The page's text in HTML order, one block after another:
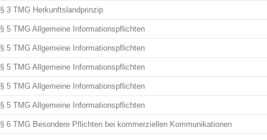
§ 3 TMG Herkunftslandprinzip
§ 5 TMG Allgemeine Informationspflichten
§ 5 TMG Allgemeine Informationspflichten
§ 5 TMG Allgemeine Informationspflichten
§ 5 TMG Allgemeine Informationspflichten
§ 5 TMG Allgemeine Informationspflichten
§ 6 TMG Besondere Pflichten bei kommerziellen Kommunikationen